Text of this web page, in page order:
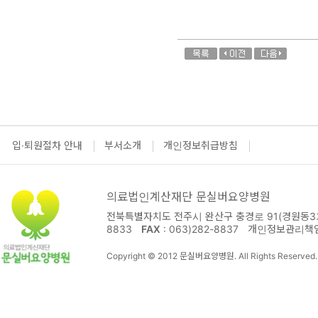
입·퇴원절차 안내 부서소개 개인정보취급방침
의료법인계산재단 문실버요양병원
전북특별자치도 전주시 완산구 충경로 91(경원동
8833
FAX : 063)282-8837 개인정보관리책
Copyright © 2012 문실버요양병원. All Rights Reserved.